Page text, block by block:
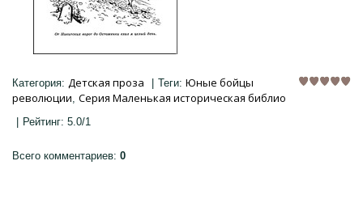
Категория: Детская проза Теги: Юные бойцы
революции, Серия Маленькая историческая библио
Рейтинг: 5.0/1
Всего комментариев: 0